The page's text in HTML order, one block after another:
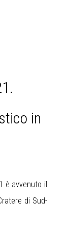
in
è avvenuto il
di Sud-